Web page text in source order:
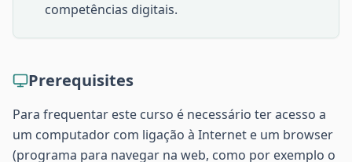
competências digitais.
Prerequisites
Para frequentar este curso é necessário ter acesso a
um computador com ligação à Internet e um browser
(programa para navegar na web, como por exemplo o